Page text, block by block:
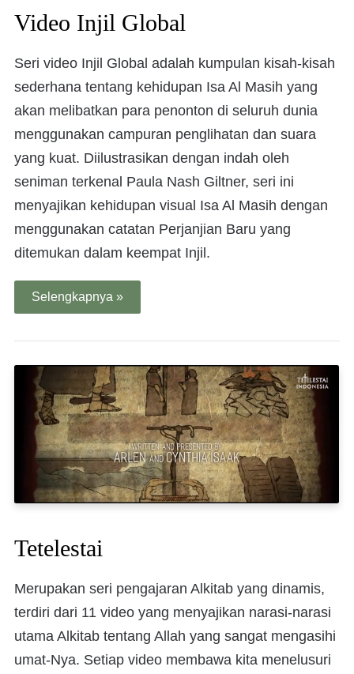
Video Injil Global
Seri video Injil Global adalah kumpulan kisah-kisah
sederhana tentang kehidupan Isa Al Masih yang
akan melibatkan para penonton di seluruh dunia
menggunakan campuran penglihatan dan suara
yang kuat. Diilustrasikan dengan indah oleh
seniman terkenal Paula Nash Giltner, seri ini
menyajikan kehidupan visual Isa Al Masih dengan
menggunakan catatan Perjanjian Baru yang
ditemukan dalam keempat Injil.
Selengkapnya »
Tetelestai
Merupakan seri pengajaran Alkitab yang dinamis,
terdiri dari 11 video yang menyajikan narasi-narasi
utama Alkitab tentang Allah yang sangat mengasihi
umat-Nya. Setiap video membawa kita menelusuri